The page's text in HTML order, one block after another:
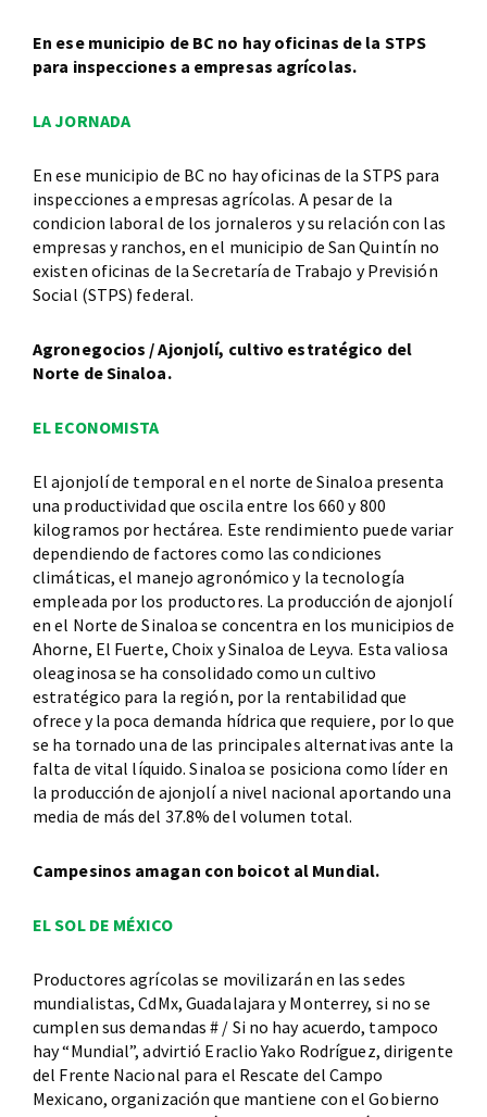
En ese municipio de BC no hay oficinas de la STPS
para inspecciones a empresas agrícolas.
LA JORNADA
En ese municipio de BC no hay oficinas de la STPS para
inspecciones a empresas agrícolas. A pesar de la
condicion laboral de los jornaleros y su relación con las
empresas y ranchos, en el municipio de San Quintín no
existen oficinas de la Secretaría de Trabajo y Previsión
Social (STPS) federal.
Agronegocios / Ajonjolí, cultivo estratégico del
Norte de Sinaloa.
EL ECONOMISTA
El ajonjolí de temporal en el norte de Sinaloa presenta
una productividad que oscila entre los 660 y 800
kilogramos por hectárea. Este rendimiento puede variar
dependiendo de factores como las condiciones
climáticas, el manejo agronómico y la tecnología
empleada por los productores. La producción de ajonjolí
en el Norte de Sinaloa se concentra en los municipios de
Ahorne, El Fuerte, Choix y Sinaloa de Leyva. Esta valiosa
oleaginosa se ha consolidado como un cultivo
estratégico para la región, por la rentabilidad que
ofrece y la poca demanda hídrica que requiere, por lo que
se ha tornado una de las principales alternativas ante la
falta de vital líquido. Sinaloa se posiciona como líder en
la producción de ajonjolí a nivel nacional aportando una
media de más del 37.8% del volumen total.
Campesinos amagan con boicot al Mundial.
EL SOL DE MÉXICO
Productores agrícolas se movilizarán en las sedes
mundialistas, CdMx, Guadalajara y Monterrey, si no se
cumplen sus demandas # / Si no hay acuerdo, tampoco
hay “Mundial”, advirtió Eraclio Yako Rodríguez, dirigente
del Frente Nacional para el Rescate del Campo
Mexicano, organización que mantiene con el Gobierno